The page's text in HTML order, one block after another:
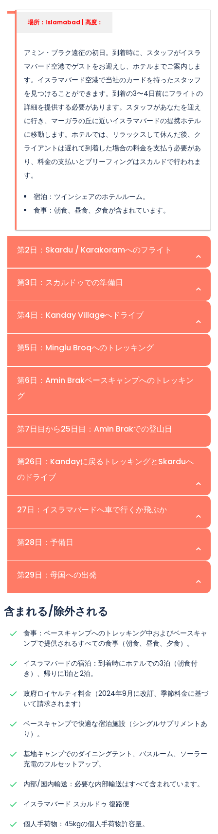
場所：Islamabad | 高度：
アミン・ブラク遠征の初日。到着時に、スタッフがイスラ
マバード空港でゲストをお迎えし、ホテルまでご案内しま
す。イスラマバード空港で当社のカードを持ったスタッフ
を見つけることができます。到着の3〜4日前にフライトの
詳細を提供する必要があります。スタッフがあなたを迎え
に行き、マーガラの丘に近いイスラマバードの提携ホテル
に移動します。ホテルでは、リラックスして休んだ後、ク
ライアントは遅れて到着した場合の料金を支払う必要があ
り、料金の支払いとブリーフィングはスカルドで行われま
す。
宿泊：ツインシェアのホテルルーム。
食事：朝食、昼食、夕食が含まれています。
第2日：Skardu / Karakoramへのフライト
場所：Skardu | 高度：
飛行します。スカルドゥはカラコルム山脈の遠征やトレッ
キングの物流拠点です。イスラマバードからスカルドゥへ
のフライトでは、ヒマラヤとカラコルム山脈の壮大な景色
でそびえ立つのを見ることができるでしょう。スカルドゥ
着した場合は、休息を取る時間が十分にあり、地元のバザ
ールやスカルドゥ市の郊外を訪れることができます。
宿泊: ツインシェアのホテルルーム。
食事: 朝食、昼食、夕食が含まれています。
第3日：スカルドゥでの準備日
場所：Skardu | 高度：
います。朝食後、アミン・ブラク遠征のための装備を確認
し、足りないものがあれば購入またはレンタルします。装
備が整ったら、スカルドゥ・バザールから数百メートルの
距離にあるカールポチョと古い城への高所順応ハイキング
食事: 朝食、昼食、夕食が含まれています。
第4日：Kanday Villageへドライブ
場所:Kanday | 高度:
はAmin Brak遠征への道のりの最後の村です。私たちは、
かいます。SkarduからKandayまでのジープドライブは
5〜7時間です。Khapluで昼食を取った後、私たちは
合流します。スタッフがテントを設営し、参加者には温か
いお茶とクッキー、スナックが提供されます。私たちはメ
スのテントで夕食を取り、完全にサービスされたキャンプ
サイトで一晩を過ごします。
宿泊：ツインシェアのテント。
食事：朝食、昼食、夕食が含まれています。
第5日：Minglu Broqへのトレッキング
場所：ナングマ渓谷 | 高度：
第6日：Amin Brakベースキャンプへのトレッキン
グ
場所：ナングマ渓谷 | 標高：
第7日目から25日目：Amin Brakでの登山日
場所：ナングマ渓谷 | 高度：
第26日：Kandayに戻るトレッキングとSkarduへ
のドライブ
場所：Skardu | 高度：
27日：イスラマバードへ車で行くか飛ぶか
場所：Islamabad | 高度：
の場合はChilasまで車で移動してください。
食事: 朝食、昼食、夕食が含まれています。
第28日：予備日
場所：Islamabad | 高度：
場合はチラスからイスラマバードへのドライブ。
宿泊: ツインシェアのホテルルーム。
食事: 朝食、昼食、夕食が含まれています。
第29日：母国への出発
場所：Islamabad | 高度：
今日は参加者がアミン・ブラク探検を終え、それぞれの国
に出発します。
宿泊: ツインシェアのホテルルーム。
食事: 朝食、昼食、夕食が含まれています。
含まれる/除外される
食事：ベースキャンプへのトレッキング中およびベースキャ
ンプで提供されるすべての食事（朝食、昼食、夕食）。
イスラマバードの宿泊：到着時にホテルでの3泊（朝食付
き）、帰りに1泊と2泊。
政府ロイヤルティ料金（2024年9月に改訂、季節料金に基づ
いて請求されます）
ベースキャンプで快適な宿泊施設（シングルサプリメントあ
り）。
基地キャンプでのダイニングテント、バスルーム、ソーラー
充電のフルセットアップ。
内部/国内輸送：必要な内部輸送はすべて含まれています。
イスラマバード スカルドゥ 復路便
個人手荷物：45kgの個人手荷物許容量。